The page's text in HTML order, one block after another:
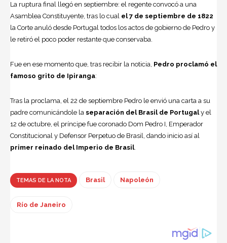
La ruptura final llegó en septiembre: el regente convocó a una
Asamblea Constituyente, tras lo cual el 7 de septiembre de 1822
la Corte anuló desde Portugal todos los actos de gobierno de Pedro y
le retiró el poco poder restante que conservaba.
Fue en ese momento que, tras recibir la noticia, Pedro proclamó el
famoso grito de Ipiranga:
Tras la proclama, el 22 de septiembre Pedro le envió una carta a su
padre comunicándole la separación del Brasil de Portugaly el
12 de octubre, el príncipe fue coronado Dom Pedro I, Emperador
Constitucional y Defensor Perpetuo de Brasil, dando inicio así al
primer reinado del Imperio de Brasil.
TEMAS DE LA NOTA Brasil Napoleón
Río de Janeiro